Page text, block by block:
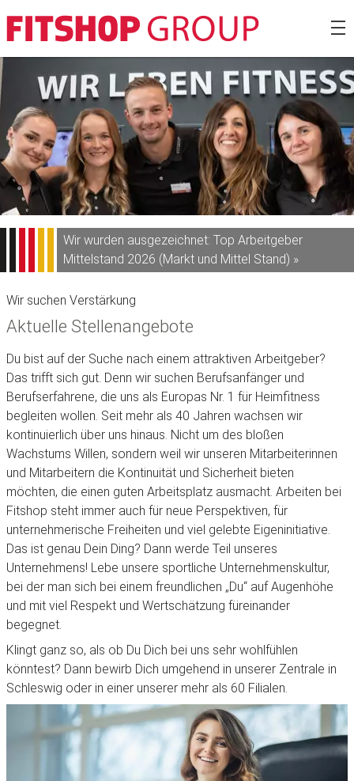
Zum
Inhalt
springen
Fitshop
Wir wurden ausgezeichnet: Top Arbeitgeber
Mittelstand 2026 (Markt und Mittel Stand) »
Wir suchen Verstärkung
Aktuelle Stellenangebote
Du bist auf der Suche nach einem attraktiven Arbeitgeber?
Das trifft sich gut. Denn wir suchen Berufsanfänger und
Berufserfahrene, die uns als Europas Nr. 1 für Heimfitness
begleiten wollen. Seit mehr als 40 Jahren wachsen wir
kontinuierlich über uns hinaus. Nicht um des bloßen
Wachstums Willen, sondern weil wir unseren Mitarbeiterinnen
und Mitarbeitern die Kontinuität und Sicherheit bieten
möchten, die einen guten Arbeitsplatz ausmacht. Arbeiten bei
Fitshop steht immer auch für neue Perspektiven, für
unternehmerische Freiheiten und viel gelebte Eigeninitiative.
Das ist genau Dein Ding? Dann werde Teil unseres
Unternehmens! Lebe unsere sportliche Unternehmenskultur,
bei der man sich bei einem freundlichen „Du“ auf Augenhöhe
und mit viel Respekt und Wertschätzung füreinander
begegnet.
Klingt ganz so, als ob Du Dich bei uns sehr wohlfühlen
könntest? Dann bewirb Dich umgehend in unserer Zentrale in
Schleswig oder in einer unserer mehr als 60 Filialen.